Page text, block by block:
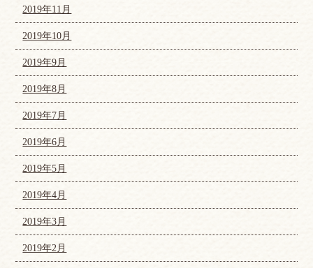
2019年11月
2019年10月
2019年9月
2019年8月
2019年7月
2019年6月
2019年5月
2019年4月
2019年3月
2019年2月